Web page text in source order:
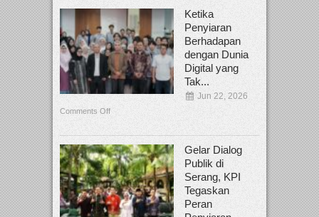
Ketika
Penyiaran
Berhadapan
dengan Dunia
Digital yang
Tak...
Jun 22, 2026
Comments Off
Gelar Dialog
Publik di
Serang, KPI
Tegaskan
Peran